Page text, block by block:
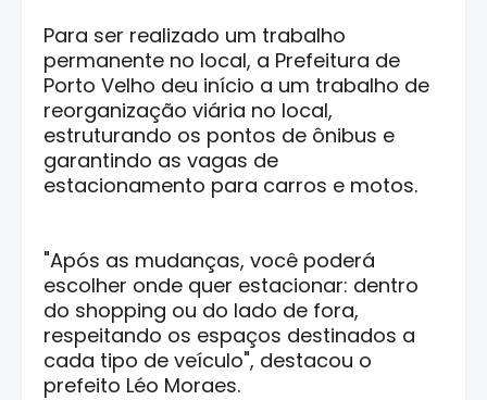
Para ser realizado um trabalho
permanente no local, a Prefeitura de
Porto Velho deu início a um trabalho de
reorganização viária no local,
estruturando os pontos de ônibus e
garantindo as vagas de
estacionamento para carros e motos.
"Após as mudanças, você poderá
escolher onde quer estacionar: dentro
do shopping ou do lado de fora,
respeitando os espaços destinados a
cada tipo de veículo", destacou o
prefeito Léo Moraes.